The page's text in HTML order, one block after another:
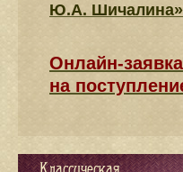
Ю.А. Шичалина»
Онлайн-заявка
на